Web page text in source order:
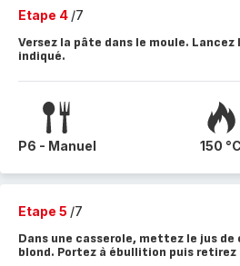
Etape 4 /7
Versez la pâte dans le moule.
indiqué.
P6 - Manuel 150 °C
Etape 5 /7
Dans une casserole, mettez le jus
blond. Portez à ébullition puis retirez